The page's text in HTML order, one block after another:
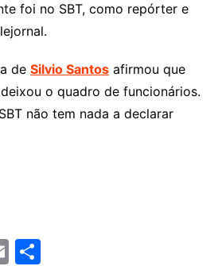
foi no SBT, como repórter e
de Silvio Santosafirmou que
o quadro de funcionários.
não tem nada a declarar
E S